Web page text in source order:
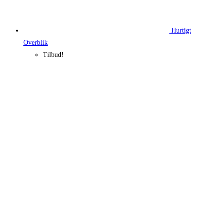
Hurtigt
Overblik
Tilbud!